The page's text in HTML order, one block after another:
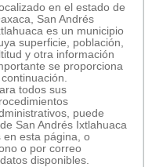
en el estado de
San Andrés
es un municipio
superficie, población,
y otra información
se proporciona
todos sus
puede
San Andrés Ixtlahuaca
en esta página, o
o por correo
disponibles.